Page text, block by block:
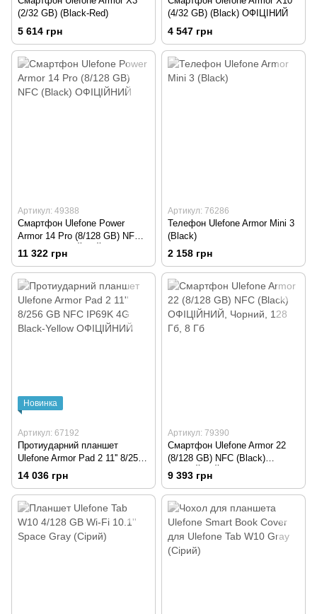
(2/32 GB) (Black-Red)
5 614 грн
(4/32 GB) (Black) ОФІЦІНИЙ
4 547 грн
Артикул: 49388
Смартфон Ulefone Power
Armor 14 Pro (8/128 GB) NFC
(Black) ОФІЦІЙНИЙ
11 322 грн
Артикул: 76286
Телефон Ulefone Armor Mini 3
(Black)
2 158 грн
Новинка
Артикул: 67192
Протиударний планшет
Ulefone Armor Pad 2 11'' 8/256
GB NFC IP69K 4G Black-
Yellow ОФІЦІЙНИЙ
14 036 грн
Артикул: 79390
Смартфон Ulefone Armor 22
(8/128 GB) NFC (Black)
ОФІЦІЙНИЙ
9 393 грн